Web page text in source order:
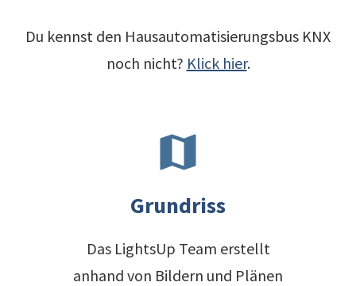
Du kennst den Hausautomatisierungsbus KNX
noch nicht? Klick hier.
map
Grundriss
Das LightsUp Team erstellt
anhand von Bildern und Plänen